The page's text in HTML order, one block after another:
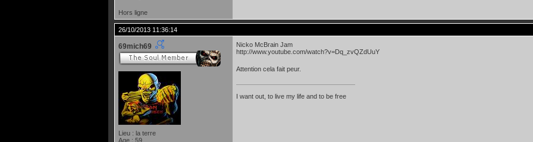
Hors ligne
26/10/2013 11:36:14
69mich69
Lieu : la terre
Age : 59
Nicko McBrain Jam
http://www.youtube.com/watch?v=Dq_zvQZdUuY
Attention cela fait peur.
I want out, to live my life and to be free